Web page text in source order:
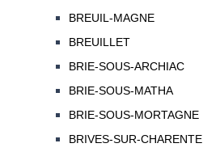
BREUIL-MAGNE
BREUILLET
BRIE-SOUS-ARCHIAC
BRIE-SOUS-MATHA
BRIE-SOUS-MORTAGNE
BRIVES-SUR-CHARENTE